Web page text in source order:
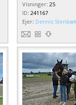
Visninger: 25
ID: 241167
Ejer: Dennis